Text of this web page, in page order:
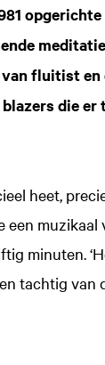
fluitist
die er
heet,
een
minuten.
tachtig van